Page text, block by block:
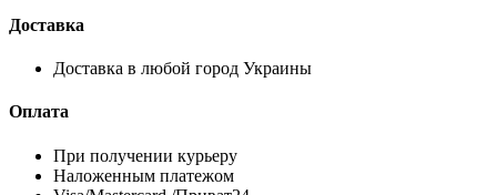
Доставка
Доставка в любой город Украины
Оплата
При получении курьеру
Наложенным платежом